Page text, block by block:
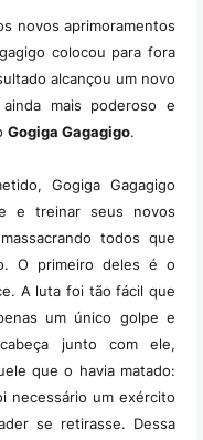
novos aprimoramentos
colocou para fora
alcançou um novo
mais poderoso e
Gogiga Gagagigo.
Gogiga Gagagigo
e treinar seus novos
todos que
O primeiro deles é o
A luta foi tão fácil que
um único golpe e
junto com ele,
que o havia matado:
necessário um exército
se retirasse. Dessa